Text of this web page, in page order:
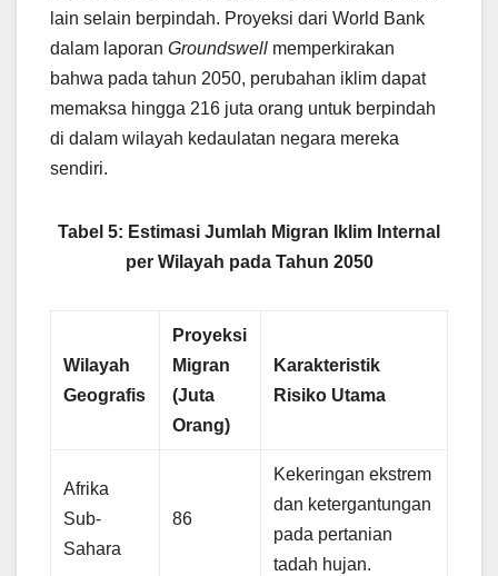
lain selain berpindah. Proyeksi dari World Bank
dalam laporan Groundswell memperkirakan
bahwa pada tahun 2050, perubahan iklim dapat
memaksa hingga 216 juta orang untuk berpindah
di dalam wilayah kedaulatan negara mereka
sendiri.
Tabel 5: Estimasi Jumlah Migran Iklim Internal
per Wilayah pada Tahun 2050
Wilayah
Geografis
Proyeksi
Migran
(Juta
Orang)
Karakteristik
Risiko Utama
Afrika
Sub-
Sahara
86
Kekeringan ekstrem
dan ketergantungan
pada pertanian
tadah hujan.